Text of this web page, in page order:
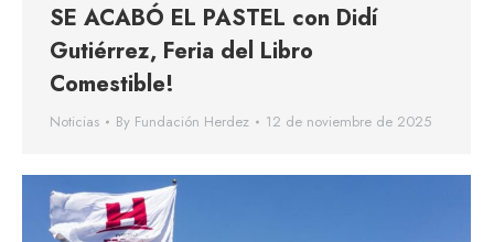
SE ACABÓ EL PASTEL con Didí
Gutiérrez, Feria del Libro
Comestible!
Noticias By Fundación Herdez 12 de noviembre de 2025